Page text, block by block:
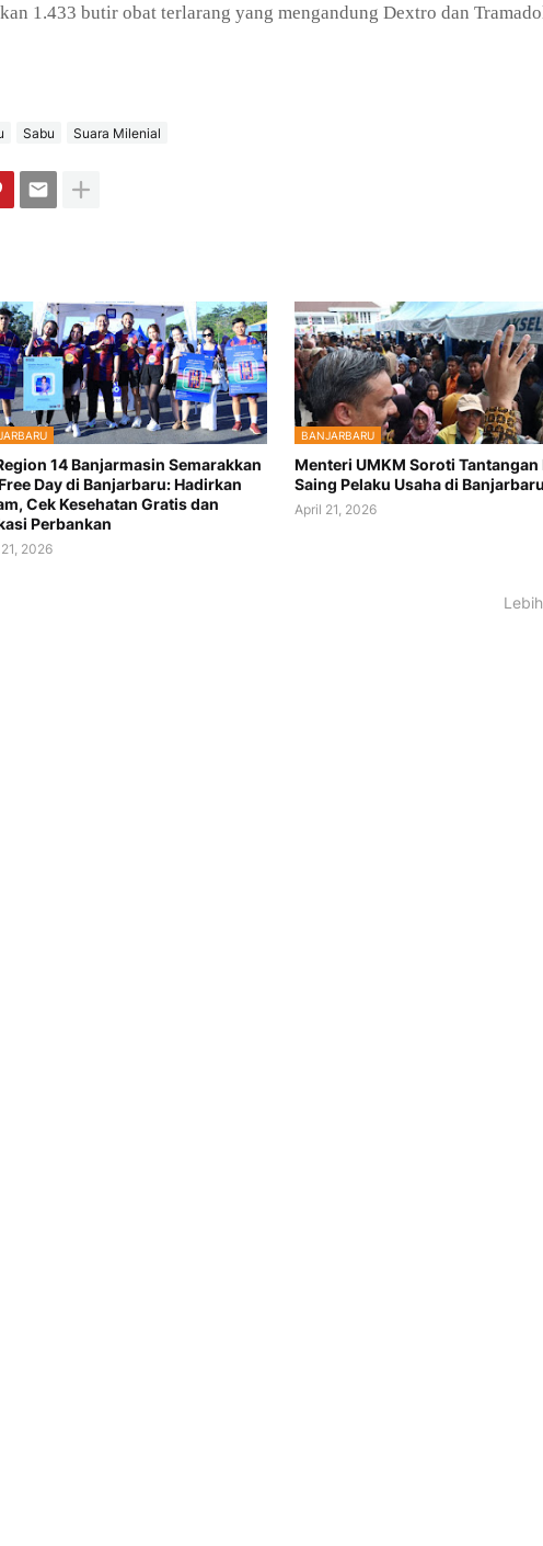
1.433 butir obat terlarang yang mengandung Dextro dan
Sabu Suara Milenial
14 Banjarmasin Semarakkan
Day di Banjarbaru: Hadirkan
Cek Kesehatan Gratis dan
Perbankan
2026
BANJARBARU
Menteri UMKM Soroti Tantangan
Saing Pelaku Usaha di
April 21, 2026